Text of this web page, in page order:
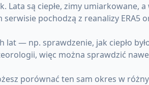
są ciepłe, zimy umiarkowane, a
pochodzą z reanalizy ERA5
— np. sprawdzenie, jak ciepło
więc można sprawdzić
porównać ten sam okres w